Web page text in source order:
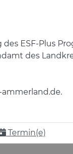
ESF-Plus
des
ammerland.de.
Termin(e)